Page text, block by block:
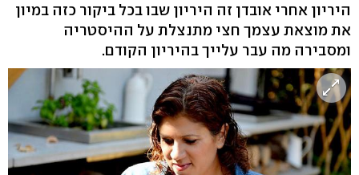
היריון אחרי אובדן זה היריון שבו בכל ביקור כזה במיון
את מוצאת עצמך חצי מתנצלת על ההיסטריה
ומסבירה מה עבר עלייך בהיריון הקודם.